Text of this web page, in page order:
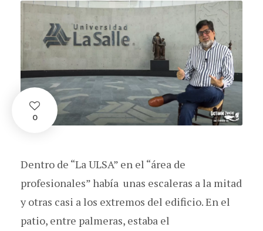
0
Dentro de “La ULSA” en el “área de
profesionales” había unas escaleras a la mitad
y otras casi a los extremos del edificio. En el
patio, entre palmeras, estaba el